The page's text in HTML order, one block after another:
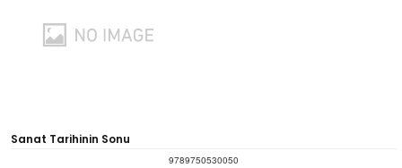
Sanat Tarihinin Sonu
9789750530050